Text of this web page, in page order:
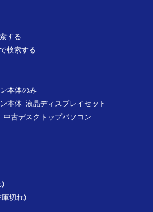
する
検索する
本体のみ
本体 液晶ディスプレイセット
古デスクトップパソコン
)
庫切れ)